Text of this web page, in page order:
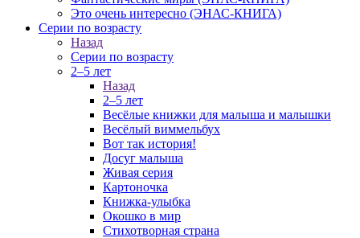
Это очень интересно (ЭНАС-КНИГА)
Серии по возрасту
Назад
Серии по возрасту
2–5 лет
Назад
2–5 лет
Весёлые книжки для малыша и малышки
Весёлый виммельбух
Вот так история!
Досуг малыша
Живая серия
Картоночка
Книжка-улыбка
Окошко в мир
Стихотворная страна